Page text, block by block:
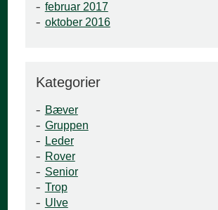
februar 2017
oktober 2016
Kategorier
Bæver
Gruppen
Leder
Rover
Senior
Trop
Ulve